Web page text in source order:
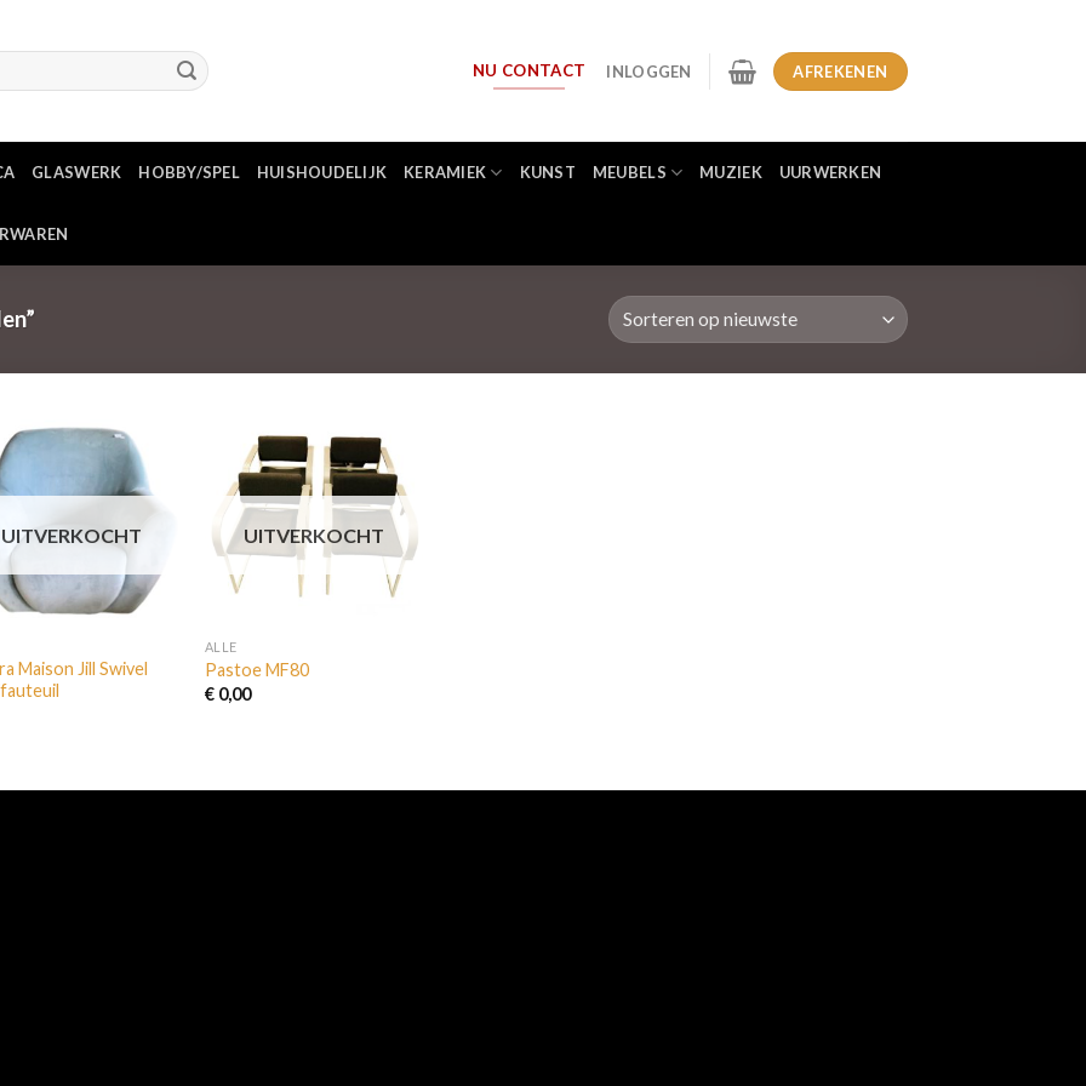
NU CONTACT INLOGGEN AFREKENEN
GLASWERK HOBBY/SPEL HUISHOUDELIJK KERAMIEK KUNST MEUBELS MUZIEK UURWERKEN
UITVERKOCHT
Maison Jill Swivel
UITVERKOCHT
ALLE
Pastoe MF80
€0,00